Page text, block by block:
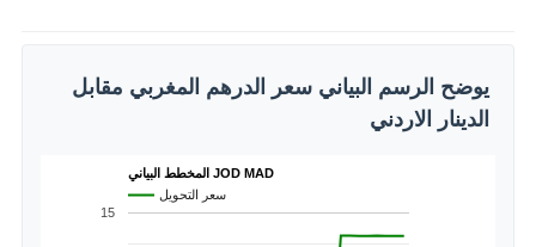
يوضح الرسم البياني سعر الدرهم المغربي مقابل
الدينار الاردني
المخطط البياني JOD MAD
سعر التحويل
15